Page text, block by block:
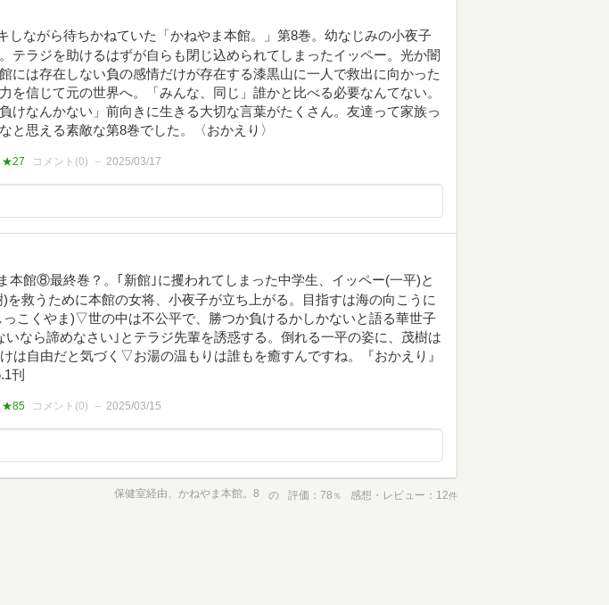
しながら待ちかねていた「かねやま本館。」第8巻。幼なじみの小夜子
テラジを助けるはずが自らも閉じ込められてしまったイッペー。光か闇
には存在しない負の感情だけが存在する漆黒山に一人で救出に向かった
を信じて元の世界へ。「みんな、同じ」誰かと比べる必要なんてない。
負けなんかない」前向きに生きる大切な言葉がたくさん。友達って家族っ
と思える素敵な第8巻でした。〈おかえり〉
★27 コメント(0) 2025/03/17
本館⑧最終巻？。｢新館｣に攫われてしまった中学生、イッペー(一平)と
を救うために本館の女将、小夜子が立ち上がる。目指すは海の向こうに
っこくやま)▽世の中は不公平で、勝つか負けるかしかないと語る華世子
いなら諦めなさい｣とテラジ先輩を誘惑する。倒れる一平の姿に、茂樹は
は自由だと気づく▽お湯の温もりは誰もを癒すんですね。『おかえり』
刊
★85 コメント(0) 2025/03/15
保健室経由、かねやま本館。8 の 評価 78 ％ 感想・レビュー 12件